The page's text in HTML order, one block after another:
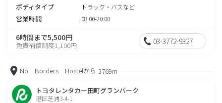
ボディタイプ トラック・バスなど
営業時間 08:00-20:00
6時間まで5,500円
免責補償制度1,100円 03-3772-9327
No Borders Hostelから 3769m
トヨタレンタカー田町グランパーク
港区芝浦3-4-1